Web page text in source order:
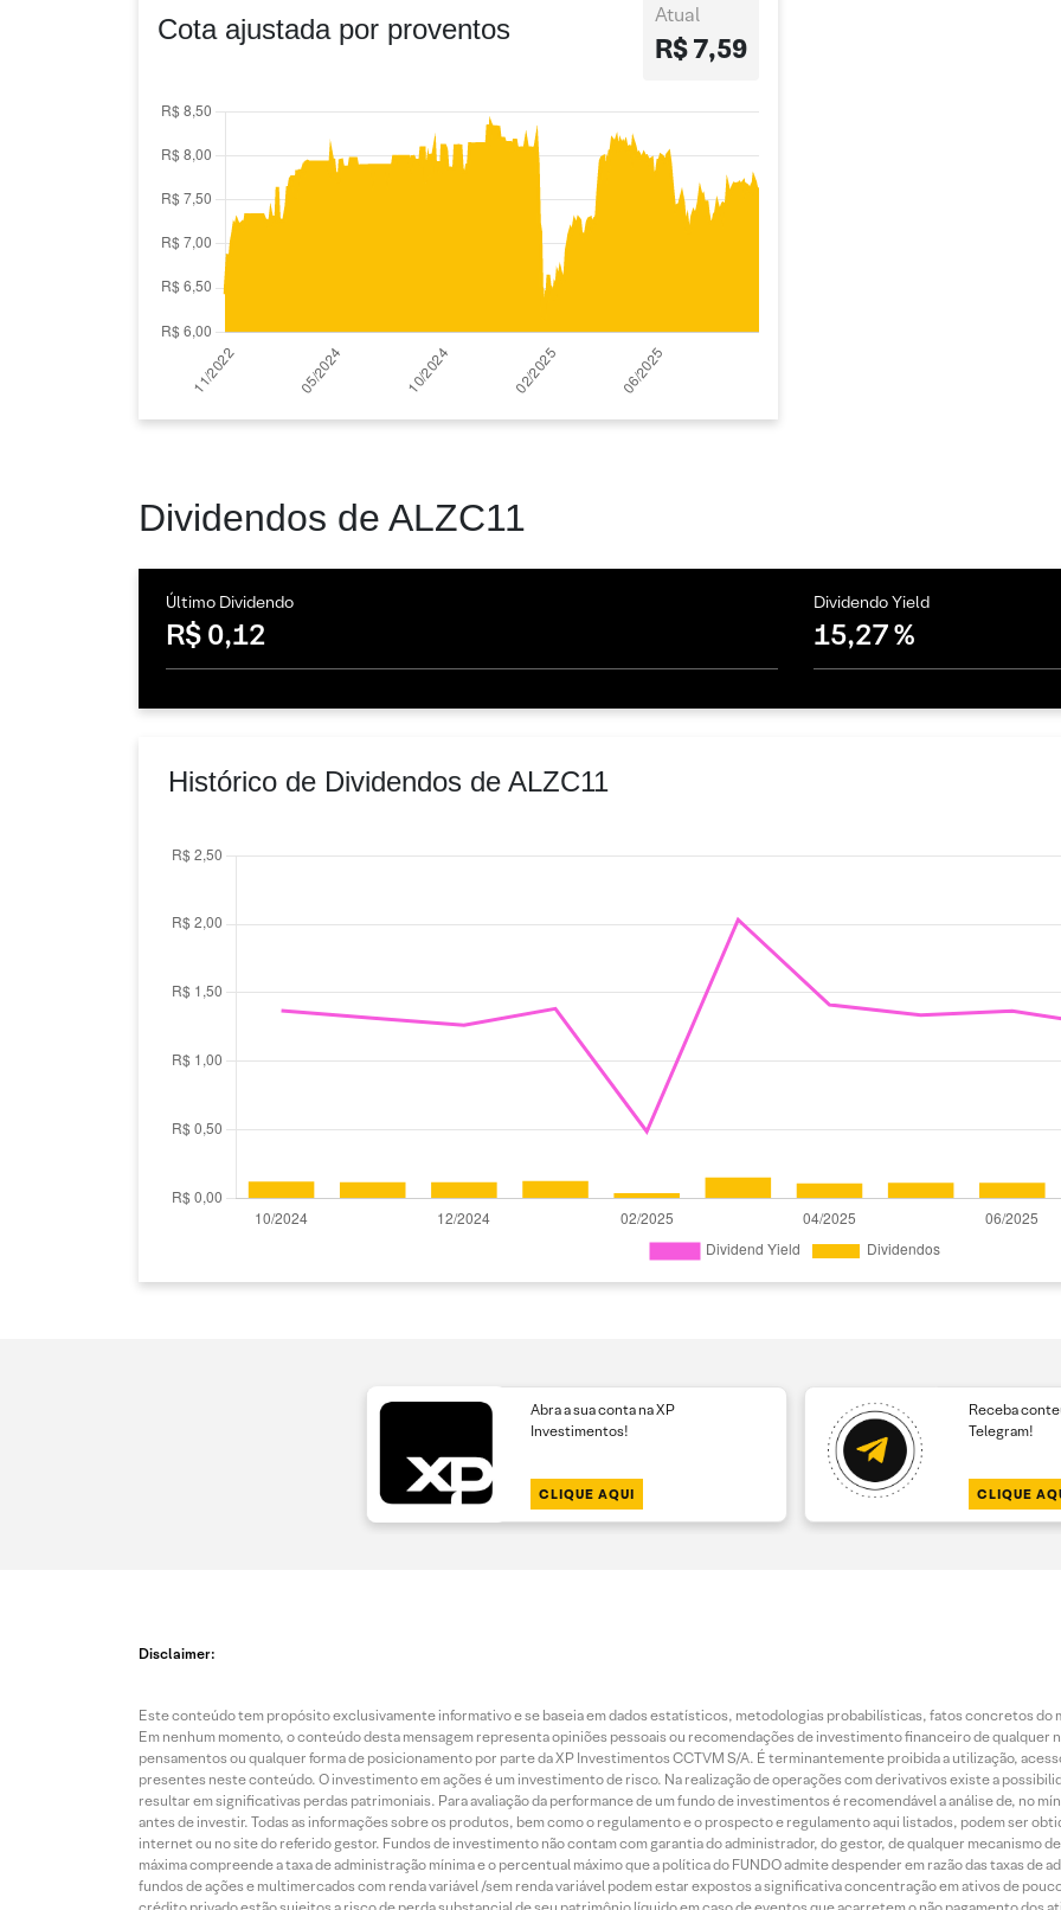
Cota ajustada por proventos Atual
R$ 7,59
Dividendos de ALZC11
Último Dividendo
R$ 0,12
Dividendo Yield
15,27 %
Histórico de Dividendos de ALZC11
Abra a sua conta na XP
Investimentos!
CLIQUE AQUI
Receba
Telegram!
CLIQUE
Disclaimer:
Este conteúdo tem propósito exclusivamente informativo e se baseia em dados estatísticos, metodologias probabilísticas, fatos concretos do
Em nenhum momento, o conteúdo desta mensagem representa opiniões pessoais ou recomendações de investimento financeiro de qualquer
pensamentos ou qualquer forma de posicionamento por parte da XP Investimentos CCTVM S/A. É terminantemente proibida a utilização,
presentes neste conteúdo. O investimento em ações é um investimento de risco. Na realização de operações com derivativos existe a
resultar em significativas perdas patrimoniais. Para avaliação da performance de um fundo de investimentos é recomendável a análise de, no
antes de investir. Todas as informações sobre os produtos, bem como o regulamento e o prospecto e regulamento aqui listados, podem ser
internet ou no site do referido gestor. Fundos de investimento não contam com garantia do administrador, do gestor, de qualquer mecanismo
máxima compreende a taxa de administração mínima e o percentual máximo que a política do FUNDO admite despender em razão das taxas
fundos de ações e multimercados com renda variável /sem renda variável podem estar expostos a significativa concentração em ativos de